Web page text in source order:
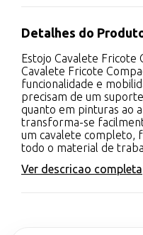
Detalhes do
Estojo Cavalete Fricote
Cavalete Fricote
funcionalidade e
precisam de um
quanto em pinturas ao
transforma-se
um cavalete completo,
todo o material de
Ver descricao completa